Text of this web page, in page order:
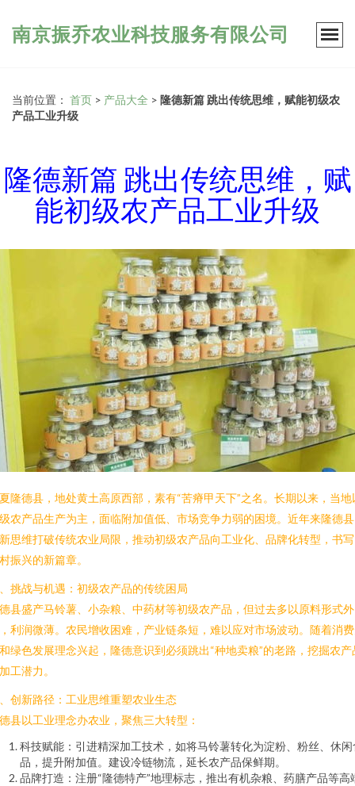
南京振乔农业科技服务有限公司
当前位置： 首页 > 产品大全 > 隆德新篇 跳出传统思维，赋能初级农
产品工业升级
隆德新篇 跳出传统思维，赋
能初级农产品工业升级
隆德县，地处黄土高原西部，素有“苦瘠甲天下”之名。长期以来，当地
农产品生产为主，面临附加值低、市场竞争力弱的困境。近年来隆德
思维打破传统农业局限，推动初级农产品向工业化、品牌化转型，书
振兴的新篇章。
挑战与机遇：初级农产品的传统困局
县盛产马铃薯、小杂粮、中药材等初级农产品，但过去多以原料形式外
利润微薄。农民增收困难，产业链条短，难以应对市场波动。随着消
绿色发展理念兴起，隆德意识到必须跳出“种地卖粮”的老路，挖掘农产
工潜力。
创新路径：工业思维重塑农业生态
县以工业理念办农业，聚焦三大转型：
科技赋能：引进精深加工技术，如将马铃薯转化为淀粉、粉丝、休闲
品，提升附加值。建设冷链物流，延长农产品保鲜期。
品牌打造：注册“隆德特产”地理标志，推出有机杂粮、药膳产品等高